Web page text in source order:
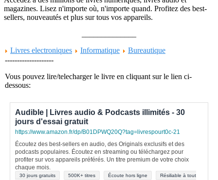
magazines. Lisez n'importe où, n'importe quand. Profitez des best-
sellers, nouveautés et plus sur tous vos appareils.
Livres electroniques
Informatique
Bureautique
--------------------
Vous pouvez lire/telecharger le livre en cliquant sur le lien ci-
dessous:
Audible | Livres audio & Podcasts illimités - 30
jours d'essai gratuit
https://www.amazon.fr/dp/B01DPWQ20Q?tag=livrespourt0c-21
Écoutez des best-sellers en audio, des Originals exclusifs et des
podcasts populaires. Écoutez en streaming ou téléchargez pour
profiter sur vos appareils préférés. Un titre premium de votre choix
chaque mois.
30 jours gratuits 500K+ titres Écoute hors ligne
Résiliable à tout